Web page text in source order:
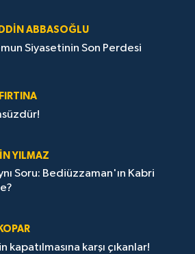
ABBASOĞLU
Siyasetinin Son Perdesi
YILMAZ
Soru: Bediüzzaman'ın Kabri
kapatılmasına karşı çıkanlar!